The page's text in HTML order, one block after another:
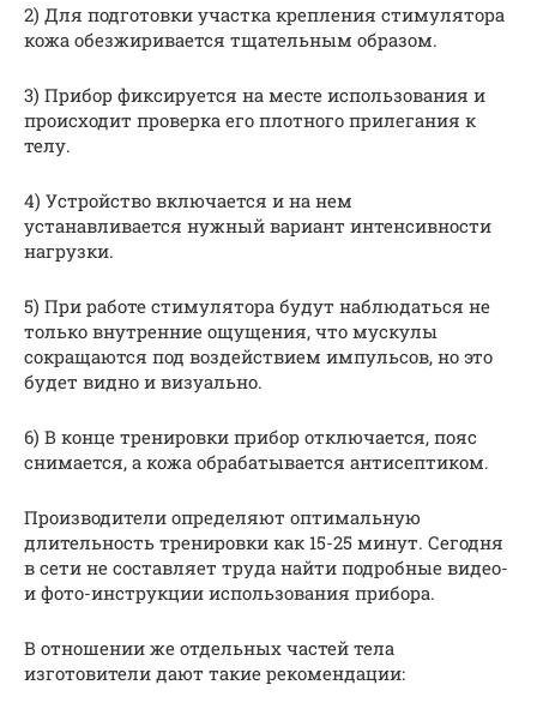
2) Для подготовки участка крепления стимулятора
кожа обезжиривается тщательным образом.
3) Прибор фиксируется на месте использования и
происходит проверка его плотного прилегания к
телу.
4) Устройство включается и на нем
устанавливается нужный вариант интенсивности
нагрузки.
5) При работе стимулятора будут наблюдаться не
только внутренние ощущения, что мускулы
сокращаются под воздействием импульсов, но это
будет видно и визуально.
6) В конце тренировки прибор отключается, пояс
снимается, а кожа обрабатывается антисептиком.
Производители определяют оптимальную
длительность тренировки как 15-25 минут. Сегодня
в сети не составляет труда найти подробные видео-
и фото-инструкции использования прибора.
В отношении же отдельных частей тела
изготовители дают такие рекомендации: